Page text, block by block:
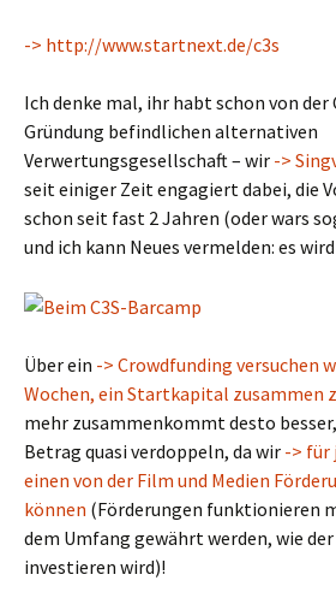
-> http://www.startnext.de/c3s
Ich denke mal, ihr habt schon von der
Gründung befindlichen alternativen
Verwertungsgesellschaft – wir ->
seit einiger Zeit engagiert dabei, die
schon seit fast 2 Jahren (oder wars
und ich kann Neues vermelden: es
Über ein -> Crowdfunding versuchen
Wochen, ein Startkapital zusammen
mehr zusammenkommt desto
Betrag quasi verdoppeln, da wir -> für
einen von der Film und Medien
können (Förderungen funktionieren
dem Umfang gewährt werden, wie
investieren wird)!